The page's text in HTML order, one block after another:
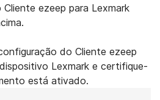
ezeep para Lexmark
do Cliente ezeep
Lexmark e certifique-
está ativado.